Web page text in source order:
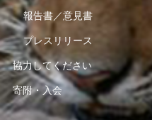
報告書／意見書
プレスリリース
協力してください
寄附・入会